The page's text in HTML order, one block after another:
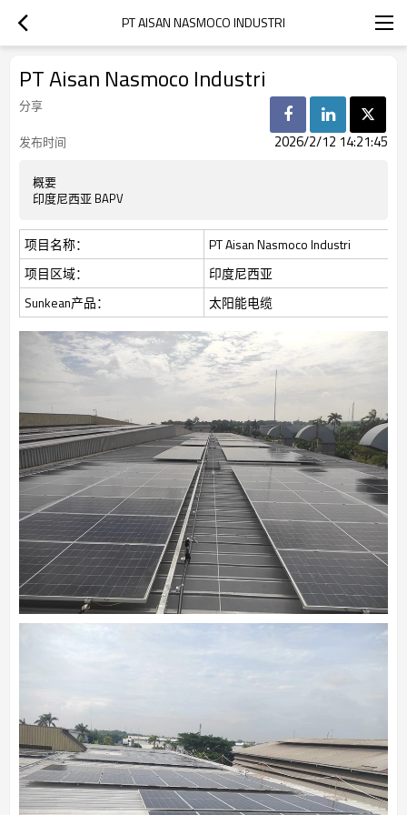
PT AISAN NASMOCO INDUSTRI
PT Aisan Nasmoco Industri
分享
发布时间
2026/2/12 14:21:45
概要
印度尼西亚 BAPV
项目名称：
PT Aisan Nasmoco Industri
项目区域：
印度尼西亚
Sunkean产品：
太阳能电缆